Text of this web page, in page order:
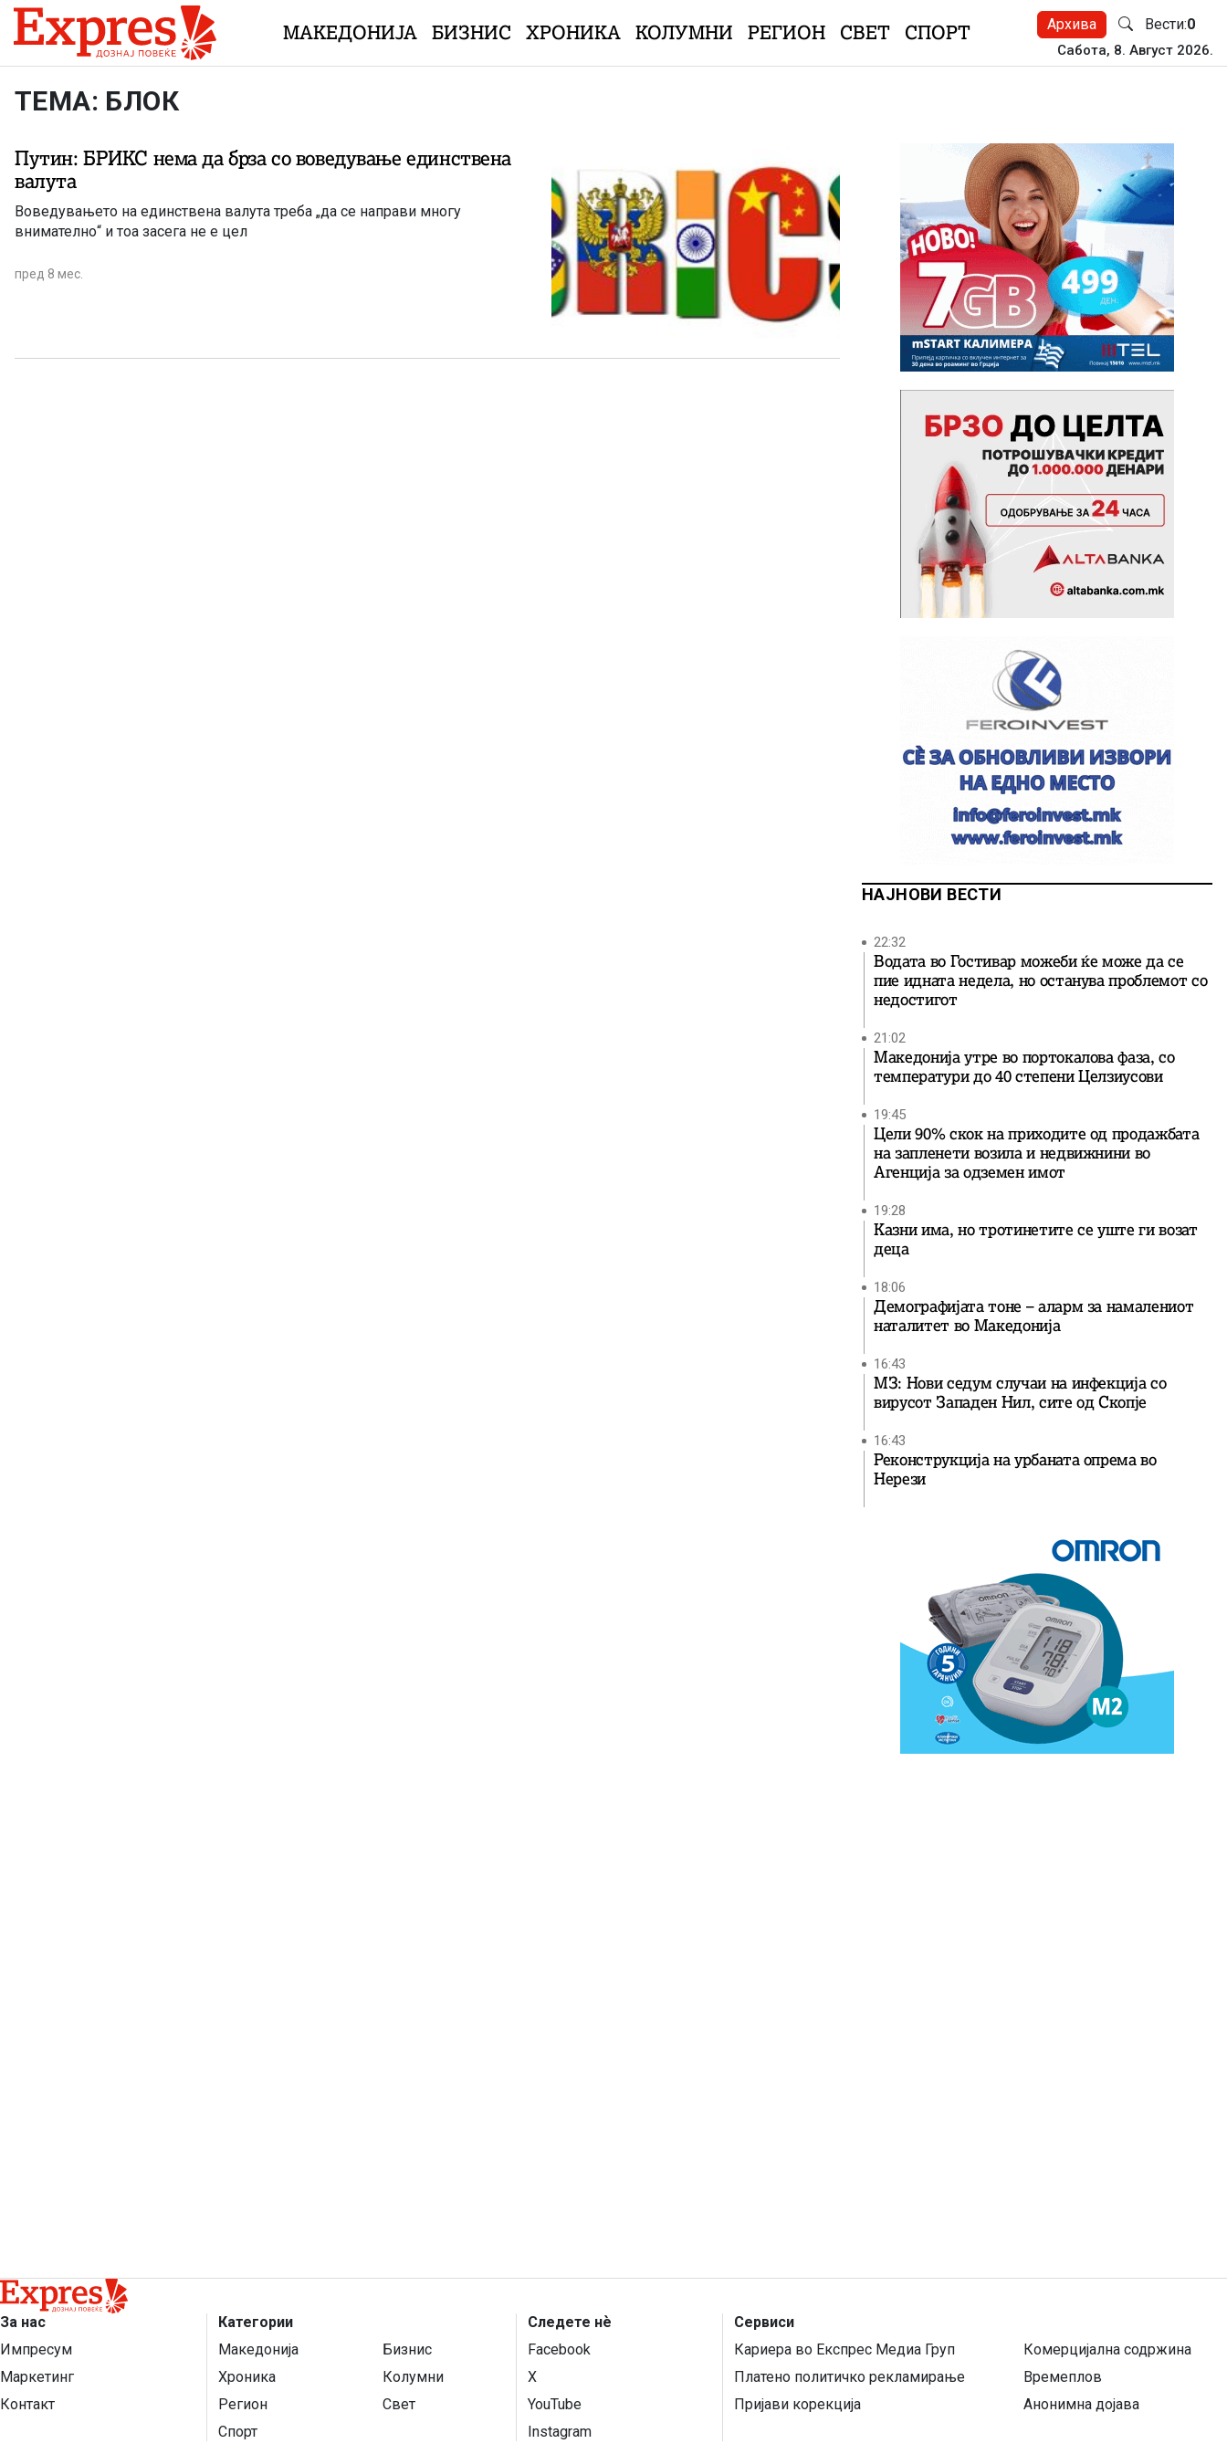
Skip to content
МАКЕДОНИЈА БИЗНИС ХРОНИКА КОЛУМНИ РЕГИОН СВЕТ СПОРТ Архива Вести:0
Сабота, 8. Август 2026.
ТЕМА: БЛОК
Путин: БРИКС нема да брза со воведување единствена
валута
Воведувањето на единствена валута треба „да се направи многу
внимателно“ и тоа засега не е цел
пред 8 мес.
НАЈНОВИ ВЕСТИ
22:32
Водата во Гостивар можеби ќе може да се
пие идната недела, но останува проблемот со
недостигот
21:02
Македонија утре во портокалова фаза, со
температури до 40 степени Целзиусови
19:45
Цели 90% скок на приходите од продажбата
на запленети возила и недвижнини во
Агенција за одземен имот
19:28
Казни има, но тротинетите се уште ги возат
деца
18:06
Демографијата тоне – аларм за намалениот
наталитет во Македонија
16:43
МЗ: Нови седум случаи на инфекција со
вирусот Западен Нил, сите од Скопје
16:43
Реконструкција на урбаната опрема во
Нерези
За нас
Импресум
Маркетинг
Контакт
Категории
Македонија
Бизнис
Хроника
Колумни
Регион
Свет
Спорт
Следете нѐ
Facebook
X
YouTube
Instagram
Сервиси
Кариера во Експрес Медиа Груп
Комерцијална содржина
Платено политичко рекламирање
Времеплов
Пријави корекција
Анонимна дојава